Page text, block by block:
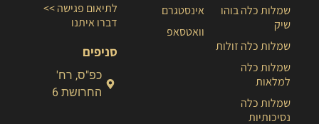
שמלות כלה בוהו
שיק
שמלות כלה זולות
שמלות כלה
למלאות
שמלות כלה
נסיכותיות
אינסטגרם
וואטסאפ
לתיאום פגישה >>
דברו איתנו
סניפים
כפ"ס, רח'
החרושת 6